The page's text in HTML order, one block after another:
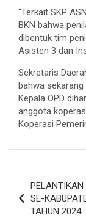
“Terkait SKP
BKN bahwa
dibentuk tim
Asisten 3 dan
Sekretaris
bahwa
Kepala OPD
anggota
Koperasi
posSE-
TAHUN 2024